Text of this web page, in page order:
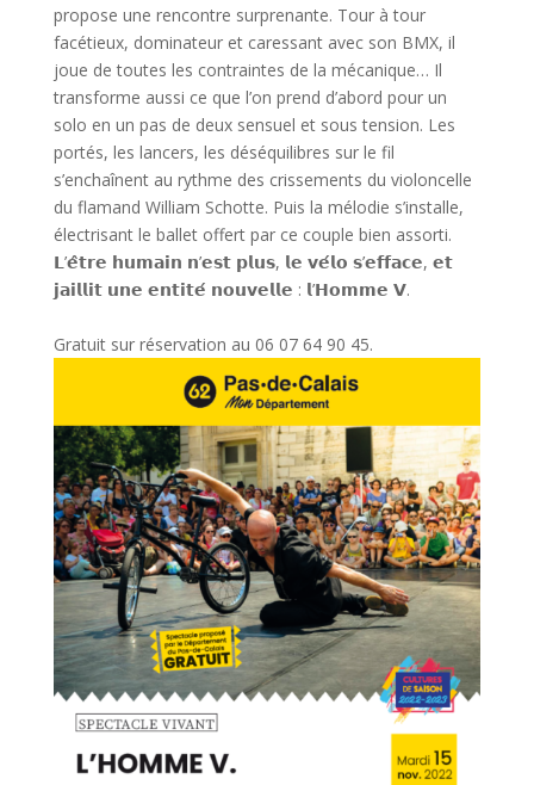
propose une rencontre surprenante. Tour à tour
facétieux, dominateur et caressant avec son BMX, il
joue de toutes les contraintes de la mécanique… Il
transforme aussi ce que l’on prend d’abord pour un
solo en un pas de deux sensuel et sous tension. Les
portés, les lancers, les déséquilibres sur le fil
s’enchaînent au rythme des crissements du violoncelle
du flamand William Schotte. Puis la mélodie s’installe,
électrisant le ballet offert par ce couple bien assorti.
𝗟’𝗲̂𝘁𝗿𝗲 𝗵𝘂𝗺𝗮𝗶𝗻 𝗻’𝗲𝘀𝘁 𝗽𝗹𝘂𝘀, 𝗹𝗲 𝘃𝗲́𝗹𝗼 𝘀’𝗲𝗳𝗳𝗮𝗰𝗲, 𝗲𝘁
𝗷𝗮𝗶𝗹𝗹𝗶𝘁 𝘂𝗻𝗲 𝗲𝗻𝘁𝗶𝘁𝗲́ 𝗻𝗼𝘂𝘃𝗲𝗹𝗹𝗲 : 𝗹’𝗛𝗼𝗺𝗺𝗲 𝗩.
Gratuit sur réservation au 06 07 64 90 45.